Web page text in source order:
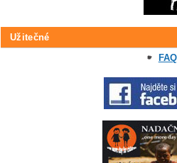
Užitečné
FAQ